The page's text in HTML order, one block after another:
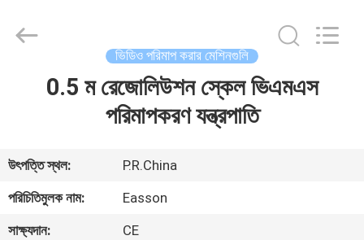
আমাদের
সম্পর্কে
Technology
ভিডিও পরিমাপ করার মেশিনগুলি
0.5 ম রেজোলিউশন স্কেল ভিএমএস
পরিমাপকরণ যন্ত্রপাতি
উৎপত্তি স্থল:
P.R.China
পরিচিতিমুলক নাম:
Easson
সাক্ষ্যদান:
CE